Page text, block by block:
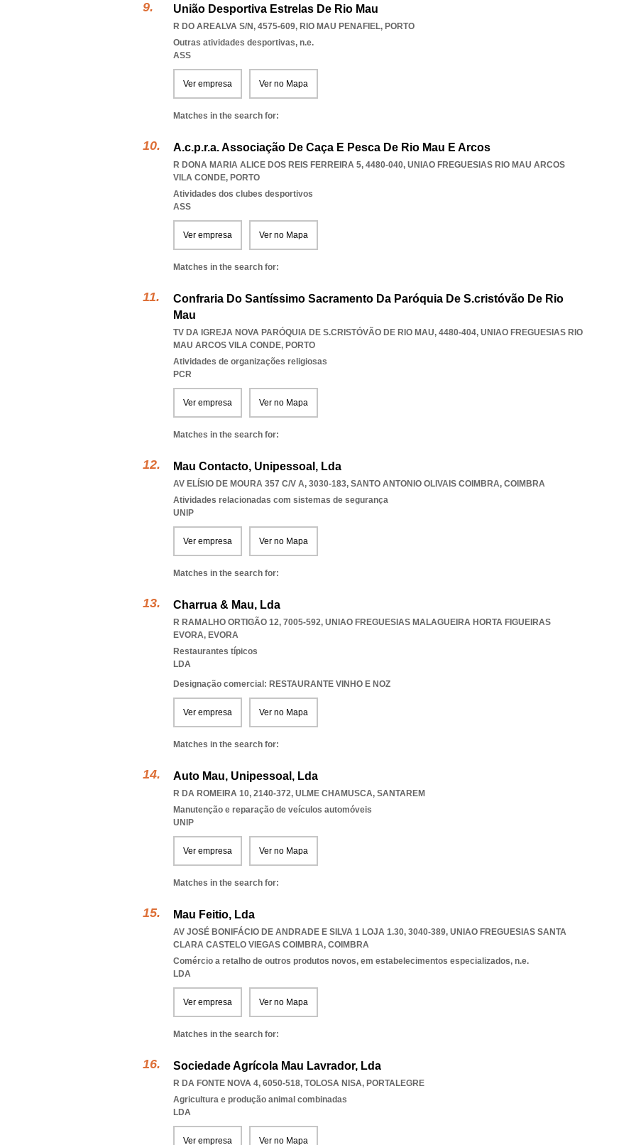
União Desportiva Estrelas De Rio Mau
R DO AREALVA S/N, 4575-609, RIO MAU PENAFIEL, PORTO
Outras atividades desportivas, n.e.
ASS
Ver empresa Ver no Mapa
Matches in the search for:
A.c.p.r.a. Associação De Caça E Pesca De Rio Mau E Arcos
R DONA MARIA ALICE DOS REIS FERREIRA 5, 4480-040, UNIAO FREGUESIAS RIO MAU ARCOS
VILA CONDE, PORTO
Atividades dos clubes desportivos
ASS
Ver empresa Ver no Mapa
Matches in the search for:
Confraria Do Santíssimo Sacramento Da Paróquia De S.cristóvão De Rio
Mau
TV DA IGREJA NOVA PARÓQUIA DE S.CRISTÓVÃO DE RIO MAU, 4480-404, UNIAO FREGUESIAS RIO
MAU ARCOS VILA CONDE, PORTO
Atividades de organizações religiosas
PCR
Ver empresa Ver no Mapa
Matches in the search for:
Mau Contacto, Unipessoal, Lda
AV ELÍSIO DE MOURA 357 C/V A, 3030-183, SANTO ANTONIO OLIVAIS COIMBRA, COIMBRA
Atividades relacionadas com sistemas de segurança
UNIP
Ver empresa Ver no Mapa
Matches in the search for:
Charrua & Mau, Lda
R RAMALHO ORTIGÃO 12, 7005-592, UNIAO FREGUESIAS MALAGUEIRA HORTA FIGUEIRAS
EVORA, EVORA
Restaurantes típicos
LDA
Designação comercial: RESTAURANTE VINHO E NOZ
Ver empresa Ver no Mapa
Matches in the search for:
Auto Mau, Unipessoal, Lda
R DA ROMEIRA 10, 2140-372, ULME CHAMUSCA, SANTAREM
Manutenção e reparação de veículos automóveis
UNIP
Ver empresa Ver no Mapa
Matches in the search for:
Mau Feitio, Lda
AV JOSÉ BONIFÁCIO DE ANDRADE E SILVA 1 LOJA 1.30, 3040-389, UNIAO FREGUESIAS SANTA
CLARA CASTELO VIEGAS COIMBRA, COIMBRA
Comércio a retalho de outros produtos novos, em estabelecimentos especializados, n.e.
LDA
Ver empresa Ver no Mapa
Matches in the search for:
Sociedade Agrícola Mau Lavrador, Lda
R DA FONTE NOVA 4, 6050-518, TOLOSA NISA, PORTALEGRE
Agricultura e produção animal combinadas
LDA
Ver empresa Ver no Mapa